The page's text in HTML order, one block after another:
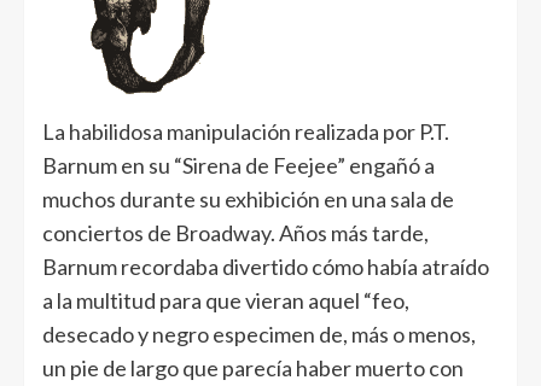
La habilidosa manipulación realizada por P.T.
Barnum en su “Sirena de Feejee” engañó a
muchos durante su exhibición en una sala de
conciertos de Broadway. Años más tarde,
Barnum recordaba divertido cómo había atraído
a la multitud para que vieran aquel “feo,
desecado y negro especimen de, más o menos,
un pie de largo que parecía haber muerto con